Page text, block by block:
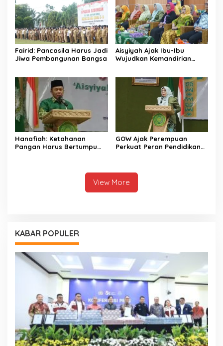
Fairid: Pancasila Harus Jadi
Jiwa Pembangunan Bangsa
Aisyiyah Ajak Ibu-Ibu
Wujudkan Kemandirian
Hanafiah: Ketahanan
Pangan Harus Bertumpu
GOW Ajak Perempuan
Perkuat Peran Pendidikan
View More
KABAR POPULER